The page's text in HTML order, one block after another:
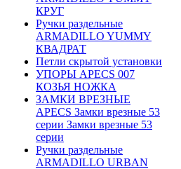
КРУГ
Ручки раздельные
ARMADILLO YUMMY
КВАДРАТ
Петли скрытой установки
УПОРЫ APECS 007
КОЗЬЯ НОЖКА
ЗАМКИ ВРЕЗНЫЕ
APECS Замки врезные 53
серии Замки врезные 53
серии
Ручки раздельные
ARMADILLO URBAN